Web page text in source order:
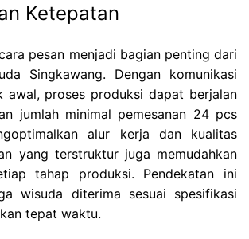
Ketepatan
pesan menjadi bagian penting dari
Singkawang. Dengan komunikasi
awal, proses produksi dapat berjalan
jumlah minimal pemesanan 24 pcs
alur kerja dan kualitas
yang terstruktur juga memudahkan
tahap produksi. Pendekatan ini
wisuda diterima sesuai spesifikasi
tepat waktu.